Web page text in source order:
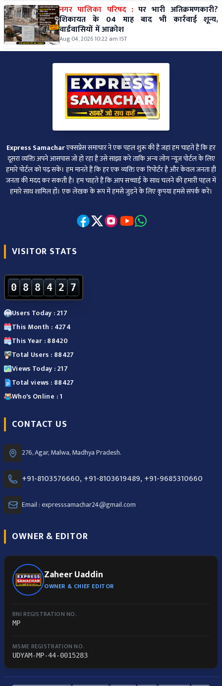
नगर पालिका परिषद : पर भारी अतिक्रमणकारी?
शिकायत के 04 माह बाद भी कार्रवाई शून्य,
वार्डवासियों में आक्रोश
Aug 04, 2026 10:22 am IST
Express Samacharएक्सप्रेस समाचार ने एक पहल शुरू की है जहां हम चाहते हैं कि हर
दूसरा व्‍यक्ति अपने आसपास जो हो रहा है उसे साझा करे ताकि अन्‍य लोग न्‍यूज पोर्टल के लिए
हमारे पोर्टल को पढ़ सकें। हम मानते हैं कि हर एक व्यक्ति एक रिपोर्टर है और केवल जनता ही
जनता की मदद कर सकती है। हम चाहते हैं कि आप सच्चाई के साथ चलने की हमारी पहल में
हमारे साथ शामिल हों। एक लेखक के रूप में हमसे जुड़ने के लिए कृपया हमसे संपर्क करें।
VISITOR STATS
0 8 8 4 2 7
Users Today : 217
This Month : 4274
This Year : 88420
Total Users : 88427
Views Today : 217
Total views : 88427
Who's Online : 1
CONTACT US
276, Agar, Malwa, Madhya Pradesh.
+91-8103576660, +91-8103619489, +91-9685310660
Email : expresssamachar24@gmail.com
OWNER & EDITOR
Zaheer Uaddin
OWNER & CHIEF EDITOR
RNI REGISTRATION NO.
MP
MSME REGISTRATION NO.
UDYAM-MP-44-0015283